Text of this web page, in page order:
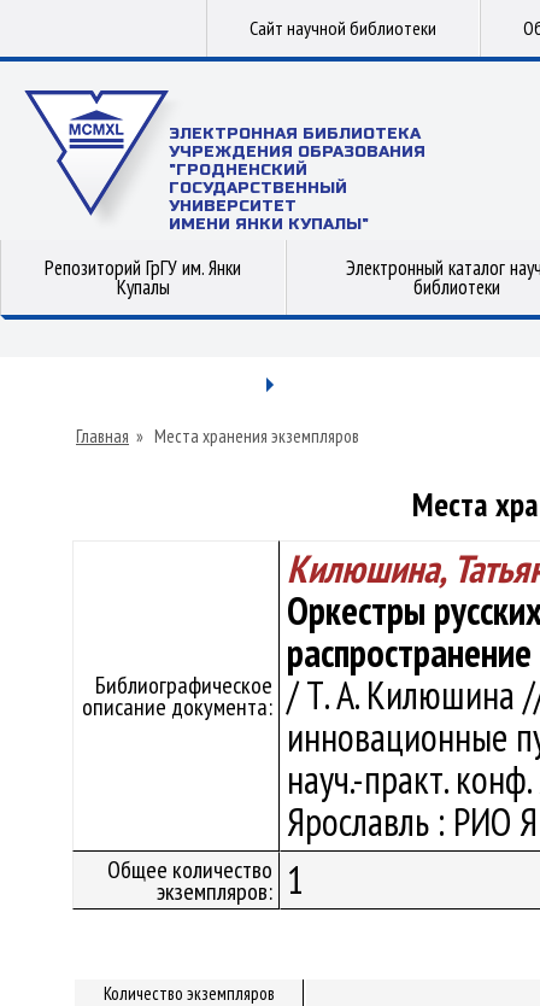
Сайт научной библиотеки
ЭЛЕКТРОННАЯ БИБЛИОТЕКА
УЧРЕЖДЕНИЯ ОБРАЗОВАНИЯ
"ГРОДНЕНСКИЙ
ГОСУДАРСТВЕННЫЙ
УНИВЕРСИТЕТ
ИМЕНИ ЯНКИ КУПАЛЫ"
Репозиторий ГрГУ им. Янки
Купалы
Электронный каталог
библиотеки
Главная » Места хранения экземпляров
Места
Библиографическое
описание документа:
Килюшина,
Оркестры
/ Т. А. Килюшина
инновационные
науч.-практ.
Ярославль : РИО
Общее количество
экземпляров: 1
Количество экземпляров